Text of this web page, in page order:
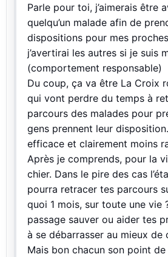
Parle pour toi, j’aimerais être
quelqu’un malade afin de
dispositions pour mes
j’avertirai les autres si je suis
(comportement responsable)
Du coup, ça va être La Croix
qui vont perdre du temps à
parcours des malades pour
gens prennent leur
efficace et clairement moins
Après je comprends, pour la
chier. Dans le pire des cas
pourra retracer tes parcours
quoi 1 mois, sur toute une vie
passage sauver ou aider tes
à se débarrasser au mieux de
Mais bon chacun son point de